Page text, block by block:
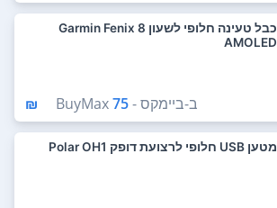
כבל טעינה חלופי לשעון Garmin Fenix 8
AMOLED
ב-ביימקס - BuyMax75 ₪
מטען USB חלופי לרצועת דופק Polar OH1